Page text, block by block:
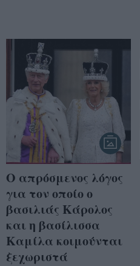
Ο απρόσμενος λόγος
για τον οποίο ο
βασιλιάς Κάρολος
και η βασίλισσα
Καμίλα κοιμούνται
ξεχωριστά